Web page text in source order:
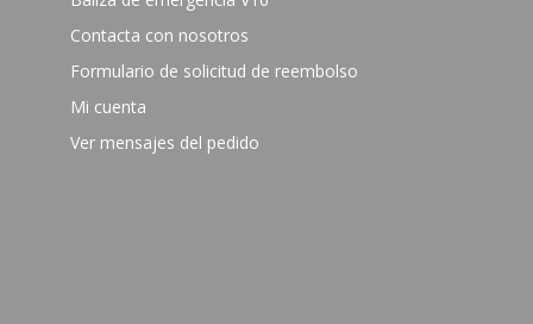
Contacta con nosotros
Formulario de solicitud de reembolso
Mi cuenta
Ver mensajes del pedido